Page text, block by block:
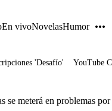
En vivoNovelasHumor
'Desafío' YouTube
se meterá en problemas